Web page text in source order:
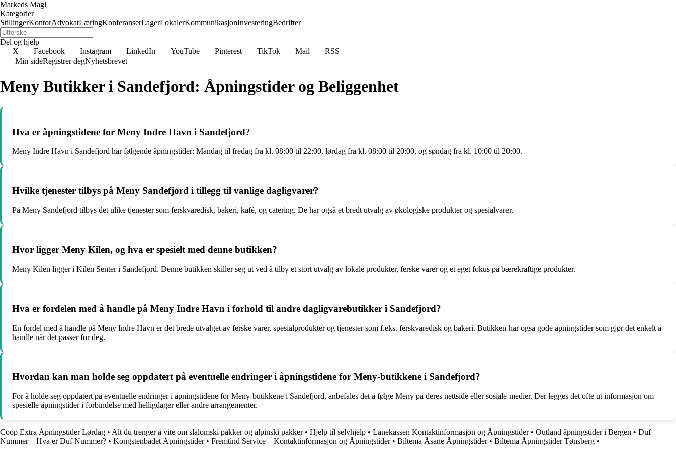
Markeds Magi
Kategorier
StillingerKontorAdvokatLæringKonferanserLagerLokalerKommunikasjonInvesteringBedrifter
Del og hjelp
X
Facebook Instagram LinkedIn YouTube Pinterest TikTok Mail
RSS
Min sideRegistrer degNyhetsbrevet
Meny Butikker i Sandefjord: Åpningstider og Beliggenhet
Hva er åpningstidene for Meny Indre Havn i Sandefjord?
Meny Indre Havn i Sandefjord har følgende åpningstider: Mandag til fredag fra kl. 08:00 til 22:00, lørdag fra kl. 08:00 til 20:00, og søndag fra kl. 10:00 til 20:00.
Hvilke tjenester tilbys på Meny Sandefjord i tillegg til vanlige dagligvarer?
På Meny Sandefjord tilbys det ulike tjenester som ferskvaredisk, bakeri, kafé, og catering. De har også et bredt utvalg av økologiske produkter og spesialvarer.
Hvor ligger Meny Kilen, og hva er spesielt med denne butikken?
Meny Kilen ligger i Kilen Senter i Sandefjord. Denne butikken skiller seg ut ved å tilby et stort utvalg av lokale produkter, ferske varer og et eget fokus på bærekraftige produkter.
Hva er fordelen med å handle på Meny Indre Havn i forhold til andre dagligvarebutikker i Sandefjord?
En fordel med å handle på Meny Indre Havn er det brede utvalget av ferske varer, spesialprodukter og tjenester som f.eks. ferskvaredisk og bakeri. Butikken har også gode åpningstider som gjør det enkelt å
handle når det passer for deg.
Hvordan kan man holde seg oppdatert på eventuelle endringer i åpningstidene for Meny-butikkene i Sandefjord?
For å holde seg oppdatert på eventuelle endringer i åpningstidene for Meny-butikkene i Sandefjord, anbefales det å følge Meny på deres nettside eller sosiale medier. Der legges det ofte ut informasjon om
spesielle åpningstider i forbindelse med helligdager eller andre arrangementer.
Coop Extra Åpningstider Lørdag • Alt du trenger å vite om slalomski pakker og alpinski pakker• Hjelp til selvhjelp • Lånekassen Kontaktinformasjon og Åpningstider• Outland åpningstider i Bergen • Duf
Nummer – Hva er Duf Nummer? • Kongstenbadet Åpningstider• Fremtind Service – Kontaktinformasjon og Åpningstider• Biltema Åsane Åpningstider• Biltema Åpningstider Tønsberg •